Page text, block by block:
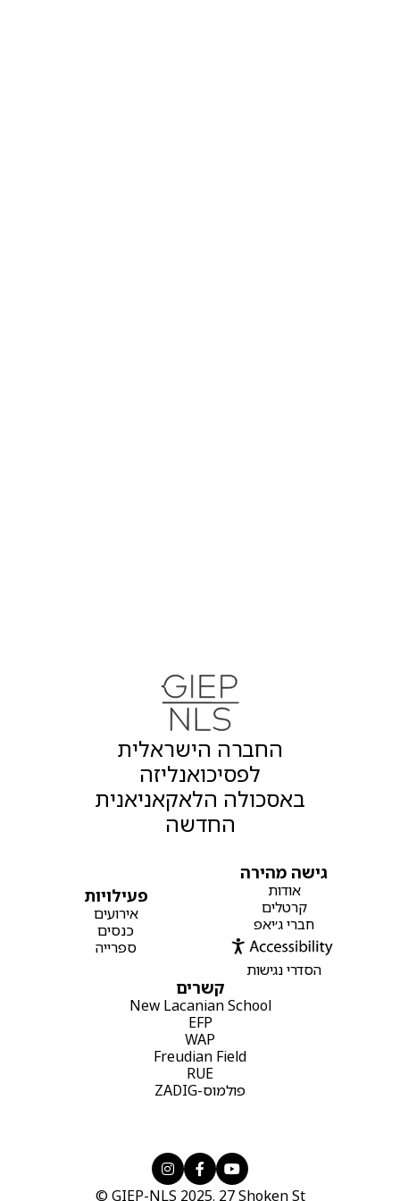
החברה הישראלית
לפסיכואנליזה
באסכולה הלאקאניאנית
החדשה
גישה מהירה
אודות
קרטלים
חברי ג׳יאפ
הסדרי נגישות
פעילויות
אירועים
כנסים
ספרייה
קשרים
New Lacanian School
EFP
WAP
Freudian Field
RUE
פולמוס-ZADIG
© GIEP-NLS 2025. 27 Shoken St


